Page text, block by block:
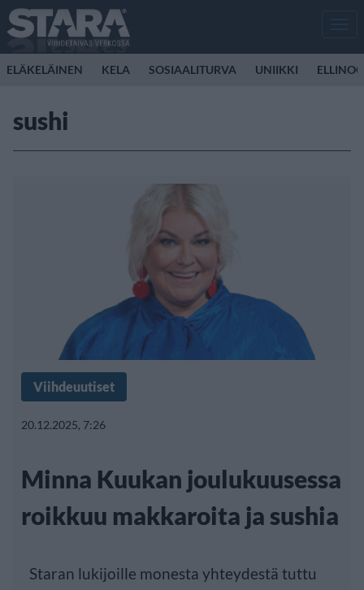
ELÄKELÄINEN KELA SOSIAALITURVA UNIIKKI
sushi
Viihdeuutiset
20.12.2025, 7:26
Minna Kuukan joulukuusessa
roikkuu makkaroita ja sushia
Staran lukijoille monesta yhteydestä tuttu